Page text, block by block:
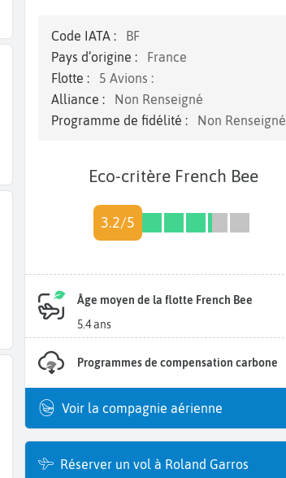
Code IATA :
BF
Pays d’origine :
France
Flotte :
5 Avions :
Alliance :
Non Renseigné
Programme de fidélité :
Non Renseigné
Eco-critère French Bee
3.2/5
Âge moyen de la flotte French Bee
5.4 ans
Programmes de compensation carbone
Voir la compagnie aérienne
Réserver un vol à Roland Garros